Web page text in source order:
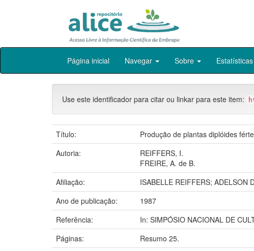
Skip
Página inicial Navegar Sobre Estatísticas
Use este identificador para citar ou linkar para este item:
Título:
Produção de plantas diplóides
Autoria:
REIFFERS, I.
FREIRE, A. de B.
Afiliação:
ISABELLE REIFFERS; ADELSON
Ano de publicação:
1987
Referência:
In: SIMPÓSIO NACIONAL DE
Páginas:
Resumo 25.